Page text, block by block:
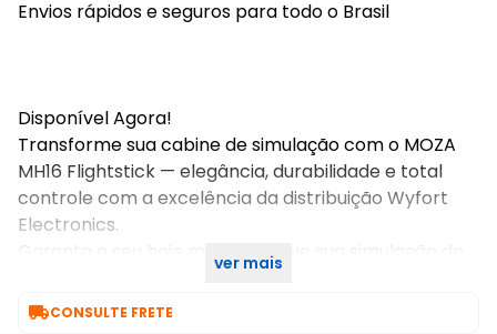
Envios rápidos e seguros para todo o Brasil
Disponível Agora!
Transforme sua cabine de simulação com o MOZA
MH16 Flightstick — elegância, durabilidade e total
controle com a excelência da distribuição Wyfort
Electronics.
Garanta o seu hoje mesmo e leve sua simulação de
ver mais
CONSULTE FRETE